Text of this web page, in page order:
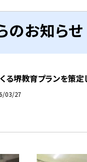
のお知らせ
堺教育プランを策定
03/27